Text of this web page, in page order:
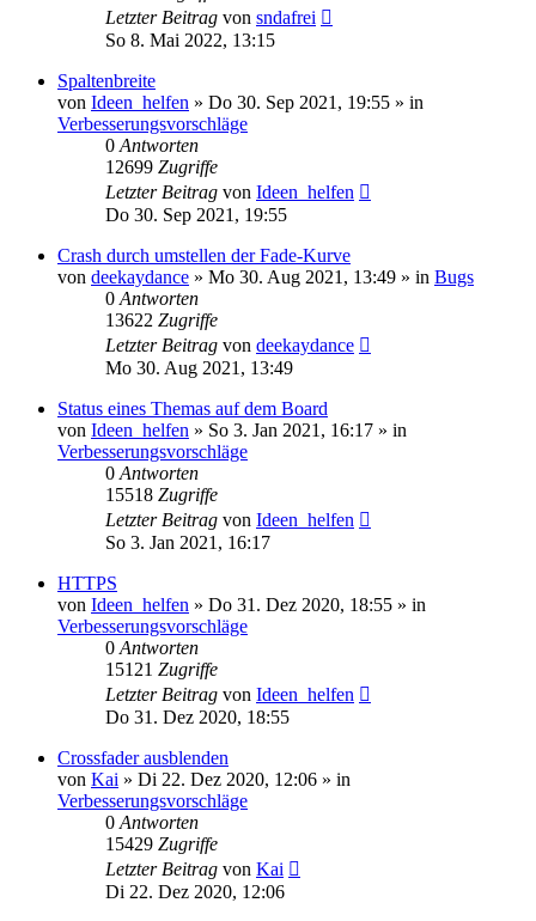
Letzter Beitrag von sndafrei
So 8. Mai 2022, 13:15
Spaltenbreite
von Ideen_helfen » Do 30. Sep 2021, 19:55 » in
Verbesserungsvorschläge
0 Antworten
12699 Zugriffe
Letzter Beitrag von Ideen_helfen
Do 30. Sep 2021, 19:55
Crash durch umstellen der Fade-Kurve
von deekaydance » Mo 30. Aug 2021, 13:49 » in Bugs
0 Antworten
13622 Zugriffe
Letzter Beitrag von deekaydance
Mo 30. Aug 2021, 13:49
Status eines Themas auf dem Board
von Ideen_helfen » So 3. Jan 2021, 16:17 » in
Verbesserungsvorschläge
0 Antworten
15518 Zugriffe
Letzter Beitrag von Ideen_helfen
So 3. Jan 2021, 16:17
HTTPS
von Ideen_helfen » Do 31. Dez 2020, 18:55 » in
Verbesserungsvorschläge
0 Antworten
15121 Zugriffe
Letzter Beitrag von Ideen_helfen
Do 31. Dez 2020, 18:55
Crossfader ausblenden
von Kai » Di 22. Dez 2020, 12:06 » in
Verbesserungsvorschläge
0 Antworten
15429 Zugriffe
Letzter Beitrag von Kai
Di 22. Dez 2020, 12:06